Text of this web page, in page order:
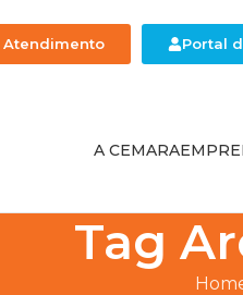
Atendimento Portal
A CEMARA
Tag